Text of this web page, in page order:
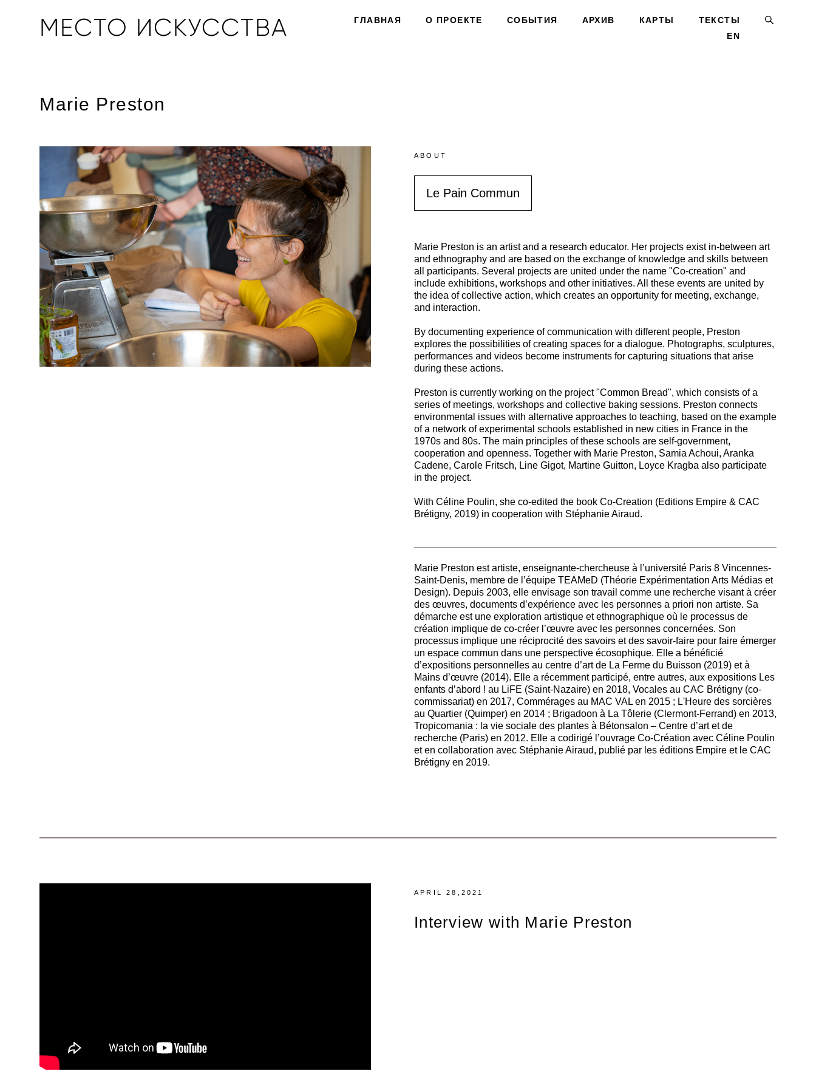
МЕСТО ИСКУССТВА ГЛАВНАЯ О ПРОЕКТЕ СОБЫТИЯ АРХИВ КАРТЫ
ТЕКСТЫ
EN
МЕСТО ИСКУССТВА ГЛАВНАЯ О ПРОЕКТЕ СОБЫТИЯ АРХИВ КАРТЫ
ТЕКСТЫ
EN
Marie Preston
ABOUT
Le Pain Commun
Marie Preston is an artist and a research educator. Her projects exist in-between art
and ethnography and are based on the exchange of knowledge and skills between
all participants. Several projects are united under the name "Co-creation" and
include exhibitions, workshops and other initiatives. All these events are united by
the idea of collective action, which creates an opportunity for meeting, exchange,
and interaction.
By documenting experience of communication with different people, Preston
explores the possibilities of creating spaces for a dialogue. Photographs, sculptures,
performances and videos become instruments for capturing situations that arise
during these actions.
Preston is currently working on the project "Common Bread", which consists of a
series of meetings, workshops and collective baking sessions. Preston connects
environmental issues with alternative approaches to teaching, based on the example
of a network of experimental schools established in new cities in France in the
1970s and 80s. The main principles of these schools are self-government,
cooperation and openness. Together with Marie Preston, Samia Achoui, Aranka
Cadene, Carole Fritsch, Line Gigot, Martine Guitton, Loyce Kragba also participate
in the project.
With Céline Poulin, she co-edited the book Co-Creation (Editions Empire & CAC
Brétigny, 2019) in cooperation with Stéphanie Airaud.
Marie Preston est artiste, enseignante-chercheuse à l’université Paris 8 Vincennes-
Saint-Denis, membre de l’équipe TEAMeD (Théorie Expérimentation Arts Médias et
Design). Depuis 2003, elle envisage son travail comme une recherche visant à créer
des œuvres, documents d’expérience avec les personnes a priori non artiste. Sa
démarche est une exploration artistique et ethnographique où le processus de
création implique de co-créer l’œuvre avec les personnes concernées. Son
processus implique une réciprocité des savoirs et des savoir-faire pour faire émerger
un espace commun dans une perspective écosophique. Elle a bénéficié
d’expositions personnelles au centre d’art de La Ferme du Buisson (2019) et à
Mains d’œuvre (2014). Elle a récemment participé, entre autres, aux expositions Les
enfants d’abord ! au LiFE (Saint-Nazaire) en 2018, Vocales au CAC Brétigny (co-
commissariat) en 2017, Commérages au MAC VAL en 2015 ; L'Heure des sorcières
au Quartier (Quimper) en 2014 ; Brigadoon à La Tôlerie (Clermont-Ferrand) en 2013,
Tropicomania : la vie sociale des plantes à Bétonsalon – Centre d’art et de
recherche (Paris) en 2012. Elle a codirigé l’ouvrage Co-Création avec Céline Poulin
et en collaboration avec Stéphanie Airaud, publié par les éditions Empire et le CAC
Brétigny en 2019.
APRIL 28,2021
Interview with Marie Preston